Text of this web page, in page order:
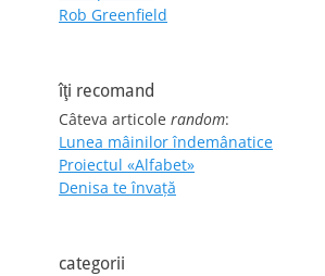
Rob Greenfield
îţi recomand
Câteva articole random:
Lunea mâinilor îndemânatice
Proiectul «Alfabet»
Denisa te învaţă
categorii